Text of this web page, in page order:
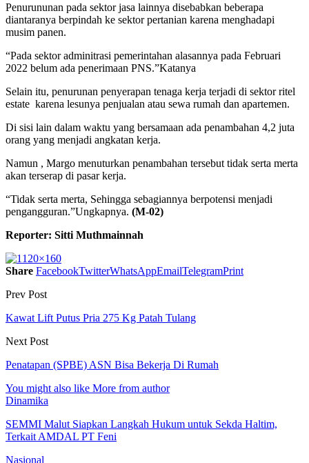
Penurununan pada sektor jasa lainnya disebabkan beberapa
diantaranya berpindah ke sektor pertanian karena menghadapi
musim panen.
“Pada sektor adminitrasi pemerintahan alasannya pada Februari
2022 belum ada penerimaan PNS.”Katanya
Selain itu, penurunan penyerapan tenaga kerja terjadi di sektor ritel
estate karena lesunya penjualan atau sewa rumah dan apartemen.
Di sisi lain dalam waktu yang bersamaan ada penambahan 4,2 juta
orang yang menjadi angkatan kerja.
Namun , Margo menuturkan penambahan tersebut tidak serta merta
akan terserap di pasar kerja.
“Tidak serta merta, Sehingga sebagiannya berpotensi menjadi
pengangguran.”Ungkapnya. (M-02)
Reporter: Sitti Muthmainnah
Share FacebookTwitterWhatsAppEmailTelegramPrint
Prev Post
Kawat Lift Putus Pria 275 Kg Patah Tulang
Next Post
Penatapan (SPBE) ASN Bisa Bekerja Di Rumah
You might also like More from author
Dinamika
SEMMI Malut Siapkan Langkah Hukum untuk Sekda Haltim,
Terkait AMDAL PT Feni
Nasional